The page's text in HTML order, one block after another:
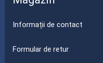
Informații de contact
Formular de retur